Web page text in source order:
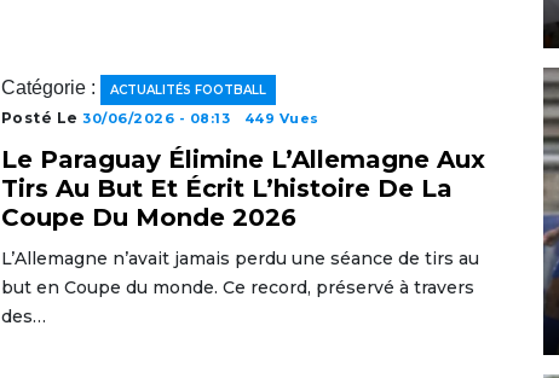
Catégorie : ACTUALITÉS FOOTBALL
Posté Le30/06/2026 - 08:13 449 Vues
Le Paraguay Élimine L’Allemagne Aux
Tirs Au But Et Écrit L’histoire De La
Coupe Du Monde 2026
L’Allemagne n’avait jamais perdu une séance de tirs au
but en Coupe du monde. Ce record, préservé à travers
des…